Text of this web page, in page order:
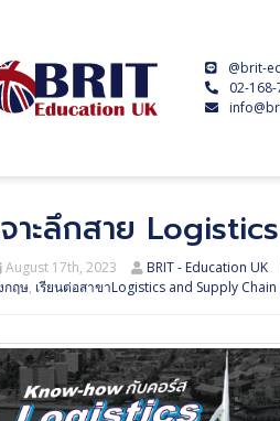
@brit-
02-
จาะลึกสาย
August 17th, 2023 BRIT - Education UK
กฤษ, เรียนต่อสาขาLogistics and Supply